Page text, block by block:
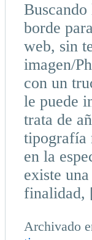
borde
web, sin
imagen/
con un
le puede
trata de
tipografía
en la
existe
Archivado